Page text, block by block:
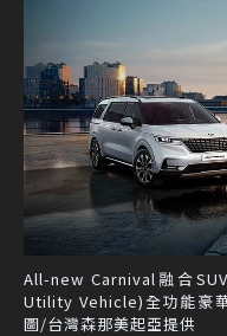
All-new Carnival融合
Utility Vehicle)全功能豪
圖/台灣森那美起亞提供